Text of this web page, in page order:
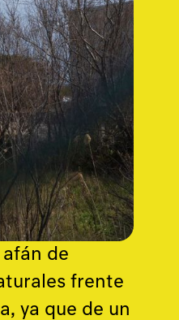
de
frente
ya que de un